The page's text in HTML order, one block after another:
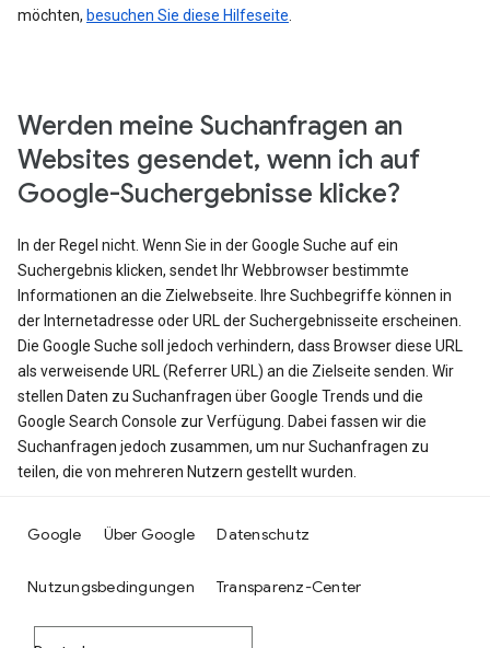
möchten, besuchen Sie diese Hilfeseite
Werden meine Suchanfragen an
Websites gesendet, wenn ich auf
Google-Suchergebnisse klicke?
In der Regel nicht. Wenn Sie in der Google Suche auf ein
Suchergebnis klicken, sendet Ihr Webbrowser bestimmte
Informationen an die Zielwebseite. Ihre Suchbegriffe können in
der Internetadresse oder URL der Suchergebnisseite erscheinen.
Die Google Suche soll jedoch verhindern, dass Browser diese URL
als verweisende URL (Referrer URL) an die Zielseite senden. Wir
stellen Daten zu Suchanfragen über Google Trends und die
Google Search Console zur Verfügung. Dabei fassen wir die
Suchanfragen jedoch zusammen, um nur Suchanfragen zu
teilen, die von mehreren Nutzern gestellt wurden.
Google Über Google Datenschutz
Nutzungsbedingungen Transparenz-Center